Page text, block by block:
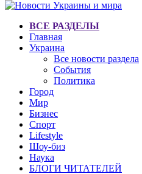
ВСЕ РАЗДЕЛЫ
Главная
Украина
Все новости раздела
События
Политика
Город
Мир
Бизнес
Спорт
Lifestyle
Шоу-биз
Наука
БЛОГИ ЧИТАТЕЛЕЙ